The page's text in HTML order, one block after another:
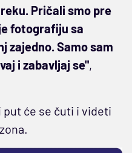
Pričali smo pre
fotografiju sa
zajedno. Samo sam
i zabavljaj se",
će se čuti i videti